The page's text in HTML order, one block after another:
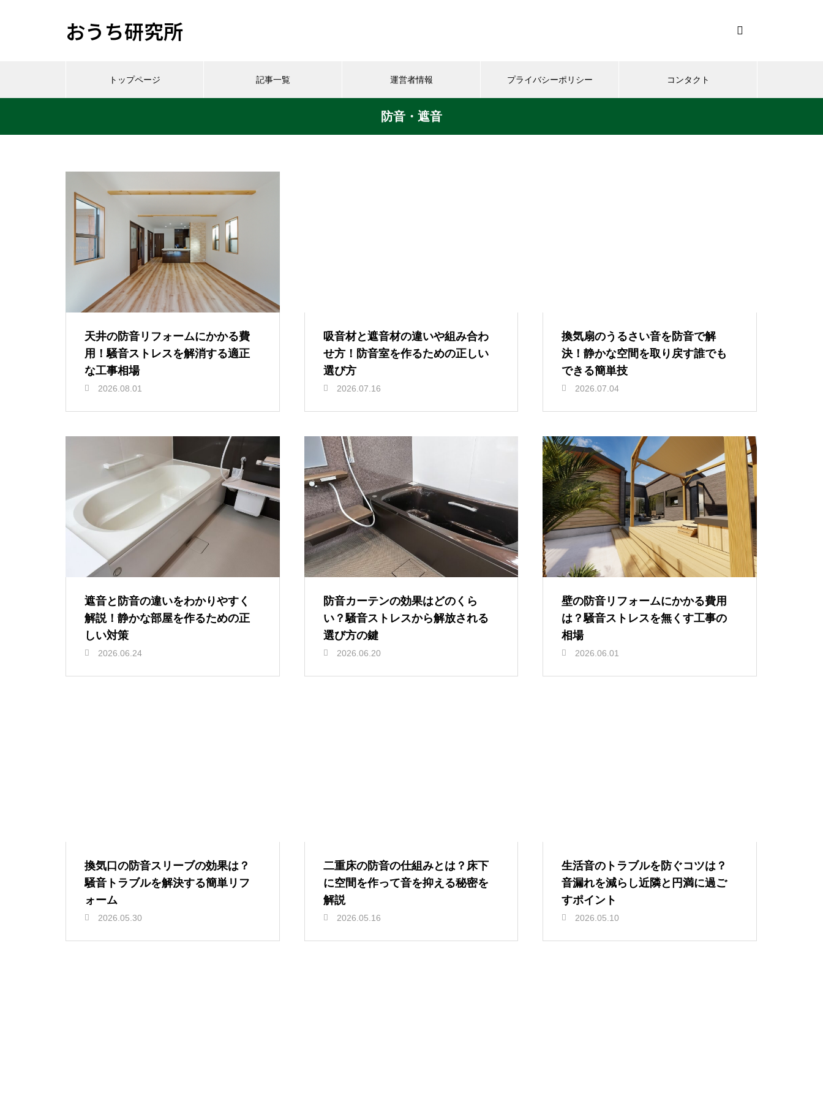
おうち研究所
トップページ 記事一覧 運営者情報 プライバシーポリシー コンタクト
防音・遮音
天井の防音リフォームにかかる費
用！騒音ストレスを解消する適正
な工事相場
2026.08.01
吸音材と遮音材の違いや組み合わ
せ方！防音室を作るための正しい
選び方
2026.07.16
換気扇のうるさい音を防音で解
決！静かな空間を取り戻す誰でも
できる簡単技
2026.07.04
遮音と防音の違いをわかりやすく
解説！静かな部屋を作るための正
しい対策
2026.06.24
防音カーテンの効果はどのくら
い？騒音ストレスから解放される
選び方の鍵
2026.06.20
壁の防音リフォームにかかる費用
は？騒音ストレスを無くす工事の
相場
2026.06.01
換気口の防音スリーブの効果は？
騒音トラブルを解決する簡単リフ
ォーム
2026.05.30
二重床の防音の仕組みとは？床下
に空間を作って音を抑える秘密を
解説
2026.05.16
生活音のトラブルを防ぐコツは？
音漏れを減らし近隣と円満に過ご
すポイント
2026.05.10